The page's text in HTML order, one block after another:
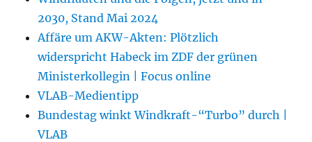
2030, Stand Mai 2024
Affäre um AKW-Akten: Plötzlich
widerspricht Habeck im ZDF der grünen
Ministerkollegin | Focus online
VLAB-Medientipp
Bundestag winkt Windkraft-“Turbo” durch |
VLAB